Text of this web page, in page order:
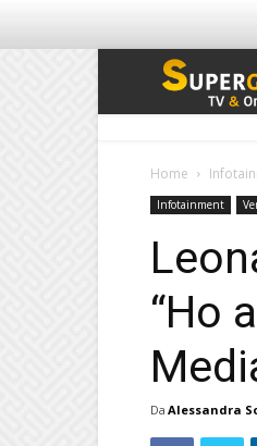
Home
Infotainment
“Ho
Da Alessandra